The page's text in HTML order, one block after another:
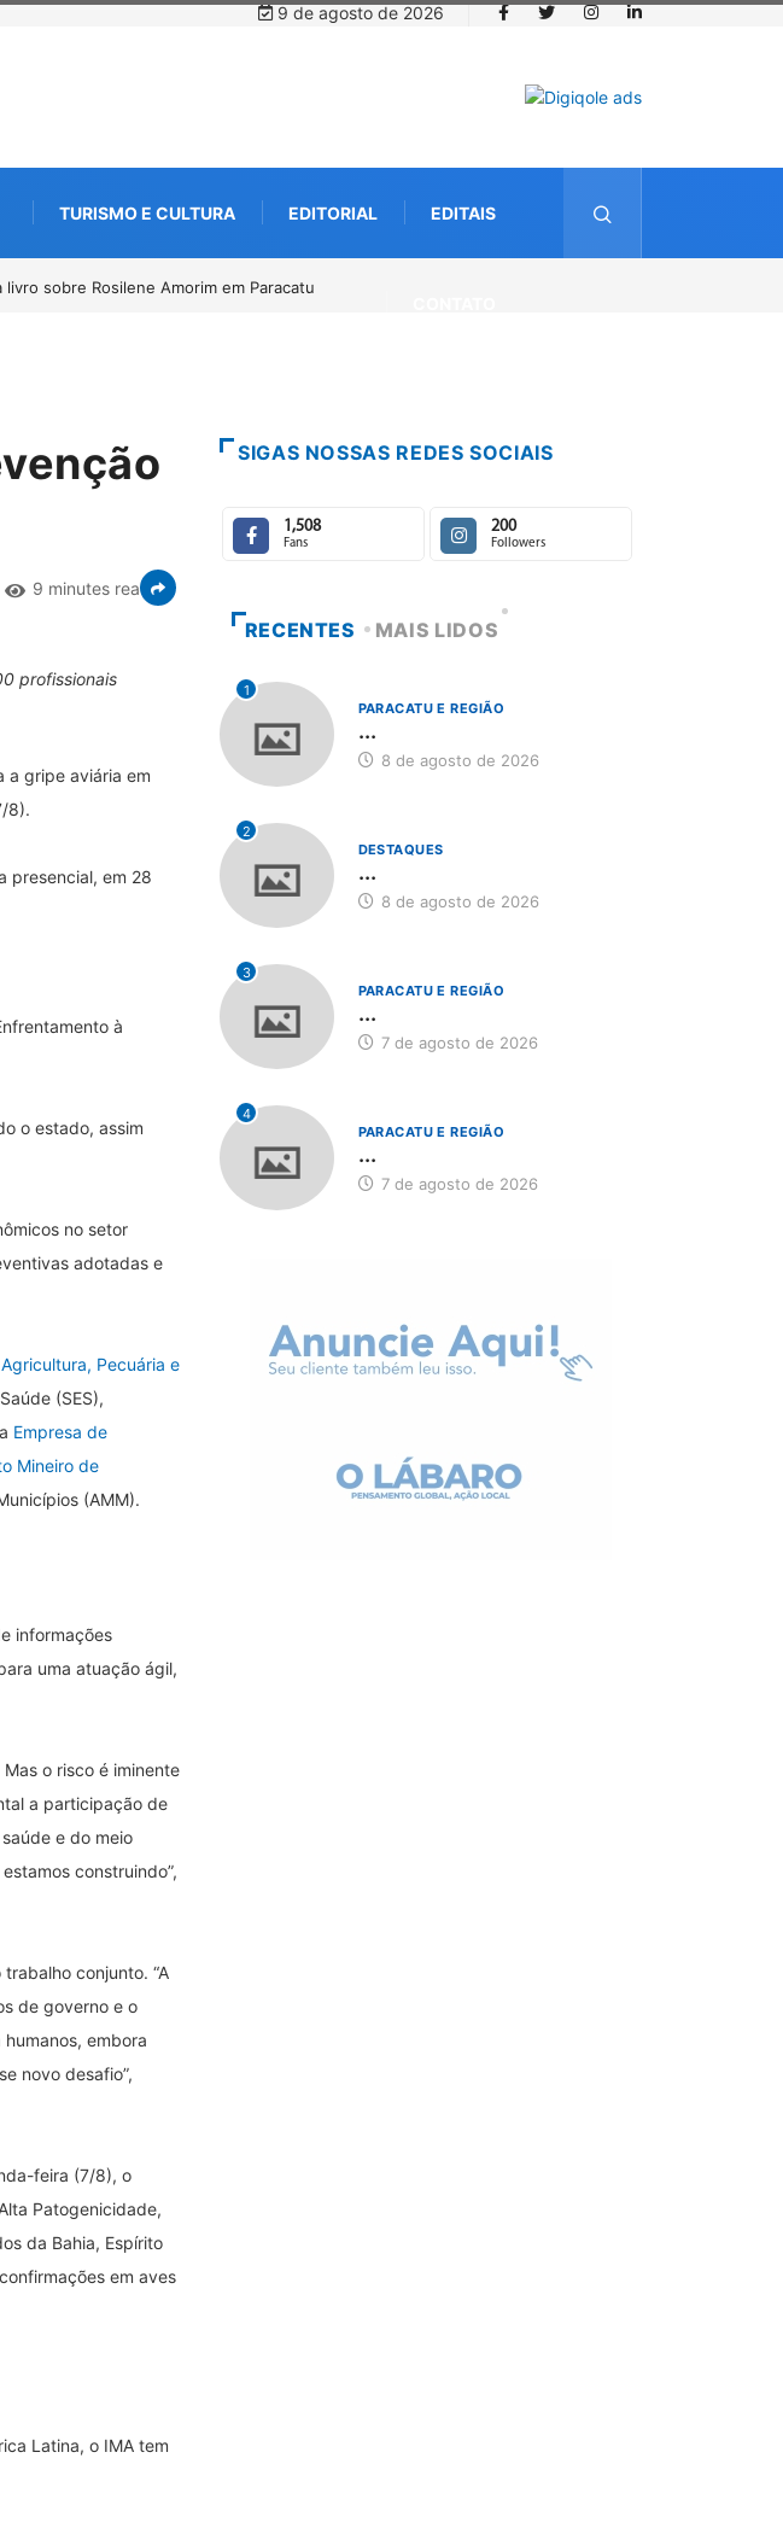
9 de agosto de 2026
TURISMO E CULTURA EDITORIAL EDITAIS
até o dia 14 de agosto
9 minutes read
profissionais
a gripe aviária em
8).
presencial, em 28
à
o estado, assim
no setor
adotadas e
Agricultura, Pecuária e
(SES),
Empresa de
Mineiro de
(AMM).
informações
uma atuação ágil,
o risco é iminente
a participação de
e do meio
construindo”,
conjunto. “A
de governo e o
embora
novo desafio”,
feira (7/8), o
Patogenicidade,
da Bahia, Espírito
em aves
Latina, o IMA tem
SIGAS NOSSAS REDES SOCIAIS
1,508
Fans
200
Followers
RECENTES MAIS LIDOS
1
PARACATU E REGIÃO
...
8 de agosto de 2026
2
DESTAQUES
...
8 de agosto de 2026
3
PARACATU E REGIÃO
...
7 de agosto de 2026
4
PARACATU E REGIÃO
...
7 de agosto de 2026